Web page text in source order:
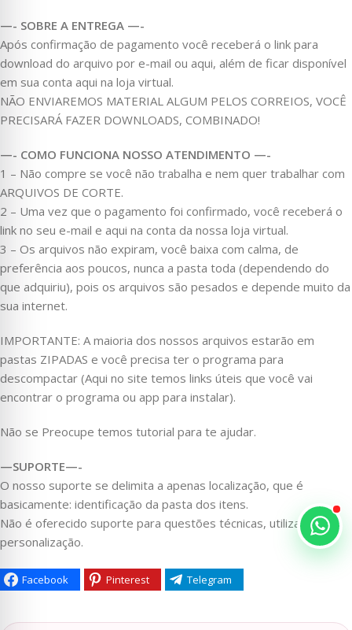
—- SOBRE A ENTREGA —-
Após confirmação de pagamento você receberá o link para
download do arquivo por e-mail ou aqui, além de ficar disponível
em sua conta aqui na loja virtual.
NÃO ENVIAREMOS MATERIAL ALGUM PELOS CORREIOS, VOCÊ
PRECISARÁ FAZER DOWNLOADS, COMBINADO!
—- COMO FUNCIONA NOSSO ATENDIMENTO —-
1 – Não compre se você não trabalha e nem quer trabalhar com
ARQUIVOS DE CORTE.
2 – Uma vez que o pagamento foi confirmado, você receberá o
link no seu e-mail e aqui na conta da nossa loja virtual.
3 – Os arquivos não expiram, você baixa com calma, de
preferência aos poucos, nunca a pasta toda (dependendo do
que adquiriu), pois os arquivos são pesados e depende muito da
sua internet.
IMPORTANTE: A maioria dos nossos arquivos estarão em
pastas ZIPADAS e você precisa ter o programa para
descompactar (Aqui no site temos links úteis que você vai
encontrar o programa ou app para instalar).
Não se Preocupe temos tutorial para te ajudar.
—SUPORTE—-
O nosso suporte se delimita a apenas localização, que é
basicamente: identificação da pasta dos itens.
Não é oferecido suporte para questões técnicas, utilização ou
personalização.
Facebook Pinterest Telegram